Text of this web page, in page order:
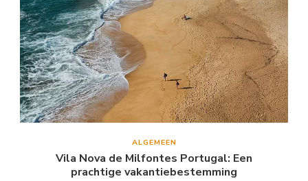
ALGEMEEN
Vila Nova de Milfontes Portugal: Een
prachtige vakantiebestemming